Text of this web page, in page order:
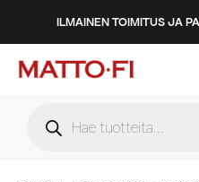
ILMAINEN TOIMITUS JA
search